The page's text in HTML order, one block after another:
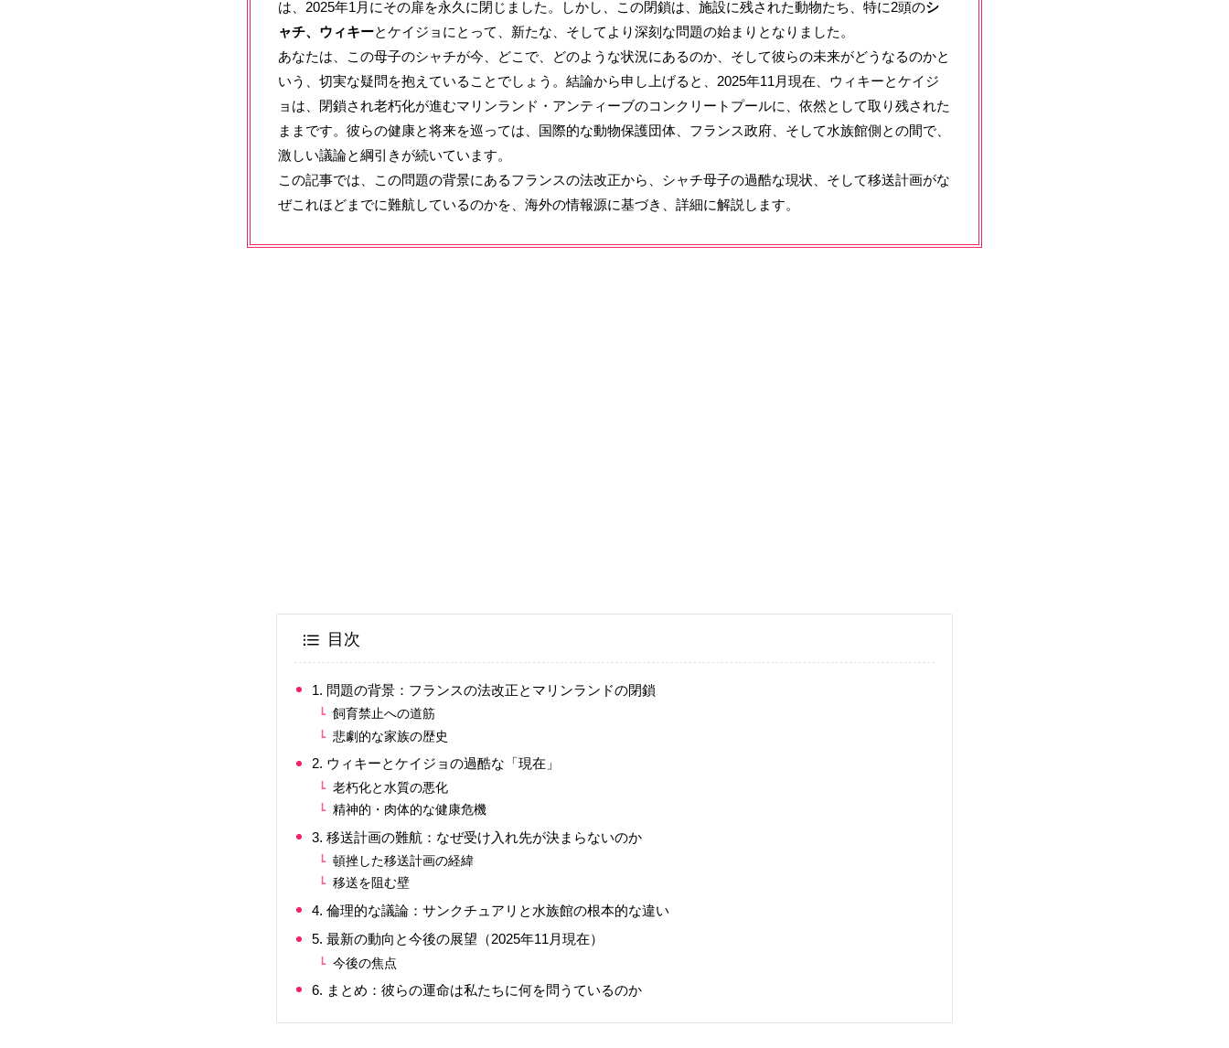
は、2025年1月にその扉を永久に閉じました。しかし、この閉鎖は、施設に残された動物たち、特に2頭のシ
ャチ、ウィキーとケイジョにとって、新たな、そしてより深刻な問題の始まりとなりました。
あなたは、この母子のシャチが今、どこで、どのような状況にあるのか、そして彼らの未来がどうなるのかと
いう、切実な疑問を抱えていることでしょう。結論から申し上げると、2025年11月現在、ウィキーとケイジ
ョは、閉鎖され老朽化が進むマリンランド・アンティーブのコンクリートプールに、依然として取り残された
ままです。彼らの健康と将来を巡っては、国際的な動物保護団体、フランス政府、そして水族館側との間で、
激しい議論と綱引きが続いています。
この記事では、この問題の背景にあるフランスの法改正から、シャチ母子の過酷な現状、そして移送計画がな
ぜこれほどまでに難航しているのかを、海外の情報源に基づき、詳細に解説します。
目次
1. 問題の背景：フランスの法改正とマリンランドの閉鎖
飼育禁止への道筋
悲劇的な家族の歴史
2. ウィキーとケイジョの過酷な「現在」
老朽化と水質の悪化
精神的・肉体的な健康危機
3. 移送計画の難航：なぜ受け入れ先が決まらないのか
頓挫した移送計画の経緯
移送を阻む壁
4. 倫理的な議論：サンクチュアリと水族館の根本的な違い
5. 最新の動向と今後の展望（2025年11月現在）
今後の焦点
6. まとめ：彼らの運命は私たちに何を問うているのか